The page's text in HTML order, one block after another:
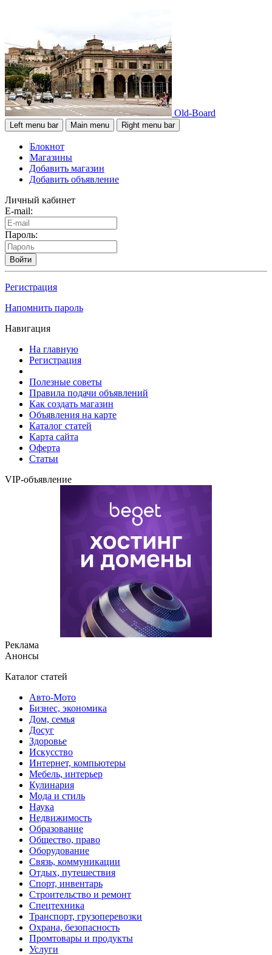
Old-Board
Left menu bar Main menu Right menu bar
Блокнот
Магазины
Добавить магазин
Добавить объявление
Личный кабинет
E-mail:
Пароль:
Войти
Регистрация
Напомнить пароль
Навигация
На главную
Регистрация
Полезные советы
Правила подачи объявлений
Как создать магазин
Объявления на карте
Каталог статей
Карта сайта
Оферта
Статьи
VIP-объявление
Реклама
Анонсы
Каталог статей
Авто-Мото
Бизнес, экономика
Дом, семья
Досуг
Здоровье
Искусство
Интернет, компьютеры
Мебель, интерьер
Кулинария
Мода и стиль
Наука
Недвижимость
Образование
Общество, право
Оборудование
Связь, коммуникации
Отдых, путешествия
Спорт, инвентарь
Строительство и ремонт
Спецтехника
Транспорт, грузоперевозки
Охрана, безопасность
Промтовары и продукты
Услуги